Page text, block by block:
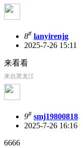
8# lanyirenjg
2025-7-26 15:11
来看看
来自黑龙江
9# smj19800818
2025-7-26 16:16
6666